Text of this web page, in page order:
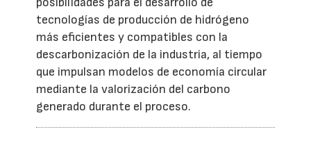
tecnologías de producción de hidrógeno
más eficientes y compatibles con la
descarbonización de la industria, al tiempo
que impulsan modelos de economía circular
mediante la valorización del carbono
generado durante el proceso.